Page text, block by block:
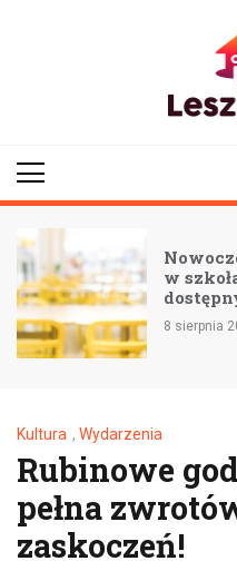
Nowoczesne
w szkołach:
dostępny
8 sierpnia 2026
Kultura , Wydarzenia
Rubinowe
pełna
zaskoczeń!